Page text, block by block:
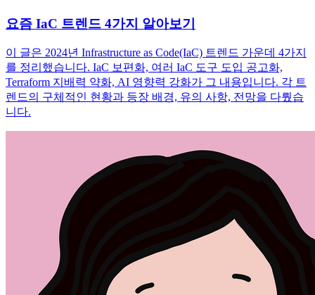
요즘 IaC 트렌드 4가지 알아보기
이 글은 2024년 Infrastructure as Code(IaC) 트렌드 가운데 4가지
를 정리했습니다. IaC 보편화, 여러 IaC 도구 도입 공고화,
Terraform 지배력 약화, AI 영향력 강화가 그 내용입니다. 각 트
렌드의 구체적인 현황과 등장 배경, 유의 사항, 전망을 다뤘습
니다.